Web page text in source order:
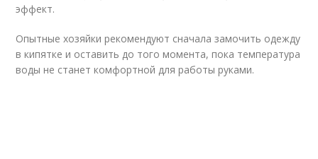
эффект.
Опытные хозяйки рекомендуют сначала замочить одежду
в кипятке и оставить до того момента, пока температура
воды не станет комфортной для работы руками.